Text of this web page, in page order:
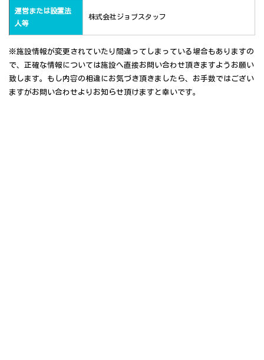
運営または設置法
人等
株式会社ジョブスタッフ
※施設情報が変更されていたり間違ってしまっている場合もありますの
で、正確な情報については施設へ直接お問い合わせ頂きますようお願い
致します。もし内容の相違にお気づき頂きましたら、お手数ではござい
ますがお問い合わせよりお知らせ頂けますと幸いです。